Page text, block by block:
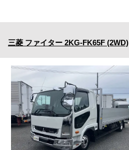
三菱 ファイター 2KG-FK65F (2WD)